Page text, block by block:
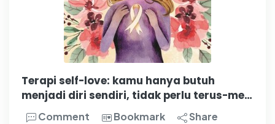
Terapi self-love: kamu hanya butuh
menjadi diri sendiri, tidak perlu terus-me…
Comment Bookmark Share